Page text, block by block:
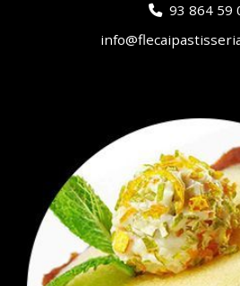
93 864 59
info